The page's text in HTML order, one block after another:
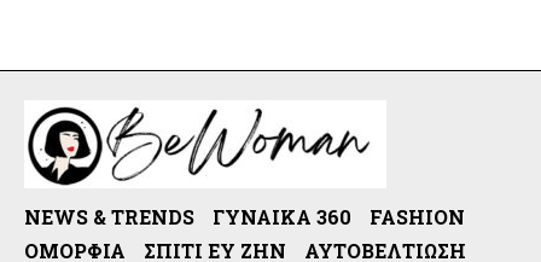
NEWS & TRENDS ΓΥΝΑΊΚΑ 360
FASHION
ΟΜΟΡΦΙΆ
ΣΠΊΤΙ ΕΥ ΖΗΝ ΑΥΤΟΒΕΛΤΊΩΣΗ